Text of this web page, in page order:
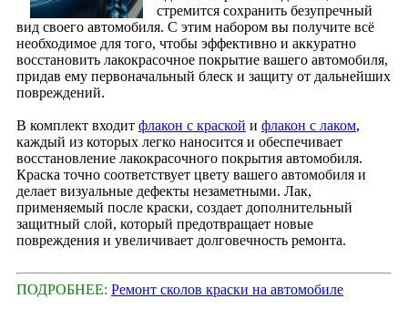
стремится сохранить безупречный
вид своего автомобиля. С этим набором вы получите всё
необходимое для того, чтобы эффективно и аккуратно
восстановить лакокрасочное покрытие вашего автомобиля,
придав ему первоначальный блеск и защиту от дальнейших
повреждений.
В комплект входит флакон с краской и флакон с лаком,
каждый из которых легко наносится и обеспечивает
восстановление лакокрасочного покрытия автомобиля.
Краска точно соответствует цвету вашего автомобиля и
делает визуальные дефекты незаметными. Лак,
применяемый после краски, создает дополнительный
защитный слой, который предотвращает новые
повреждения и увеличивает долговечность ремонта.
ПОДРОБНЕЕ: Ремонт сколов краски на автомобиле